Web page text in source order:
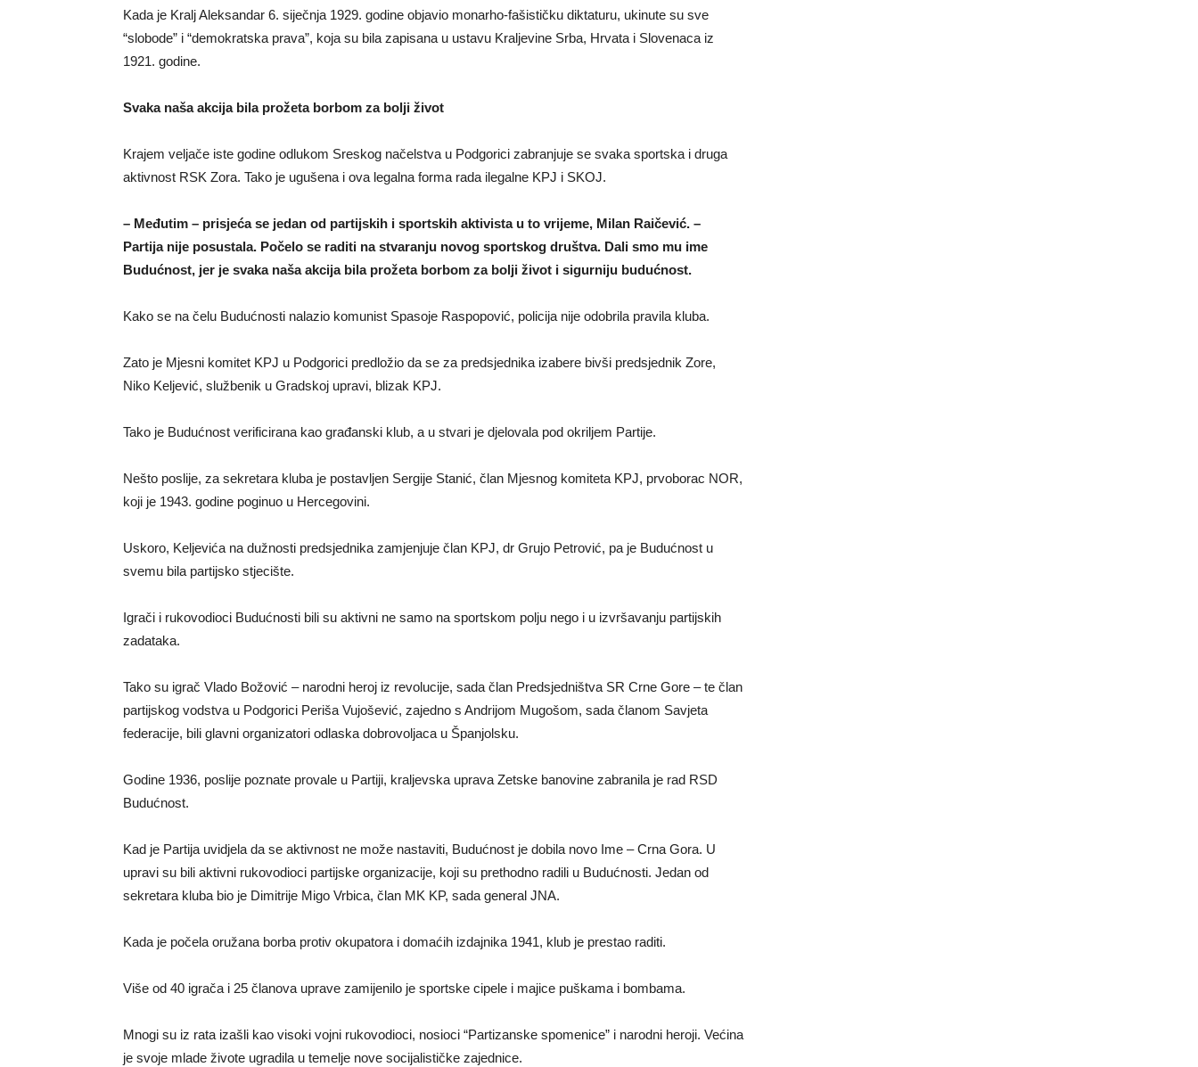
Kada je Kralj Aleksandar 6. siječnja 1929. godine objavio monarho-fašističku diktaturu, ukinute su sve
“slobode” i “demokratska prava”, koja su bila zapisana u ustavu Kraljevine Srba, Hrvata i Slovenaca iz
1921. godine.
Svaka naša akcija bila prožeta borbom za bolji život
Krajem veljače iste godine odlukom Sreskog načelstva u Podgorici zabranjuje se svaka sportska i druga
aktivnost RSK Zora. Tako je ugušena i ova legalna forma rada ilegalne KPJ i SKOJ.
– Međutim – prisjeća se jedan od partijskih i sportskih aktivista u to vrijeme, Milan Raičević. –
Partija nije posustala. Počelo se raditi na stvaranju novog sportskog društva. Dali smo mu ime
Budućnost, jer je svaka naša akcija bila prožeta borbom za bolji život i sigurniju budućnost.
Kako se na čelu Budućnosti nalazio komunist Spasoje Raspopović, policija nije odobrila pravila kluba.
Zato je Mjesni komitet KPJ u Podgorici predložio da se za predsjednika izabere bivši predsjednik Zore,
Niko Keljević, službenik u Gradskoj upravi, blizak KPJ.
Tako je Budućnost verificirana kao građanski klub, a u stvari je djelovala pod okriljem Partije.
Nešto poslije, za sekretara kluba je postavljen Sergije Stanić, član Mjesnog komiteta KPJ, prvoborac NOR,
koji je 1943. godine poginuo u Hercegovini.
Uskoro, Keljevića na dužnosti predsjednika zamjenjuje član KPJ, dr Grujo Petrović, pa je Budućnost u
svemu bila partijsko stjecište.
Igrači i rukovodioci Budućnosti bili su aktivni ne samo na sportskom polju nego i u izvršavanju partijskih
zadataka.
Tako su igrač Vlado Božović – narodni heroj iz revolucije, sada član Predsjedništva SR Crne Gore – te član
partijskog vodstva u Podgorici Periša Vujošević, zajedno s Andrijom Mugošom, sada članom Savjeta
federacije, bili glavni organizatori odlaska dobrovoljaca u Španjolsku.
Godine 1936, poslije poznate provale u Partiji, kraljevska uprava Zetske banovine zabranila je rad RSD
Budućnost.
Kad je Partija uvidjela da se aktivnost ne može nastaviti, Budućnost je dobila novo Ime – Crna Gora. U
upravi su bili aktivni rukovodioci partijske organizacije, koji su prethodno radili u Budućnosti. Jedan od
sekretara kluba bio je Dimitrije Migo Vrbica, član MK KP, sada general JNA.
Kada je počela oružana borba protiv okupatora i domaćih izdajnika 1941, klub je prestao raditi.
Više od 40 igrača i 25 članova uprave zamijenilo je sportske cipele i majice puškama i bombama.
Mnogi su iz rata izašli kao visoki vojni rukovodioci, nosioci “Partizanske spomenice” i narodni heroji. Većina
je svoje mlade živote ugradila u temelje nove socijalističke zajednice.